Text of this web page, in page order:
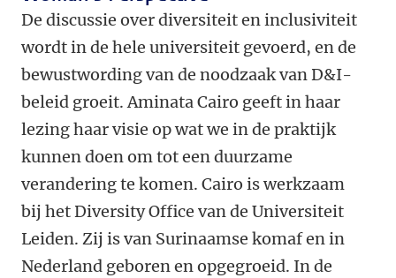
De discussie over diversiteit en inclusiviteit
wordt in de hele universiteit gevoerd, en de
bewustwording van de noodzaak van D&I-
beleid groeit. Aminata Cairo geeft in haar
lezing haar visie op wat we in de praktijk
kunnen doen om tot een duurzame
verandering te komen. Cairo is werkzaam
bij het Diversity Office van de Universiteit
Leiden. Zij is van Surinaamse komaf en in
Nederland geboren en opgegroeid. In de